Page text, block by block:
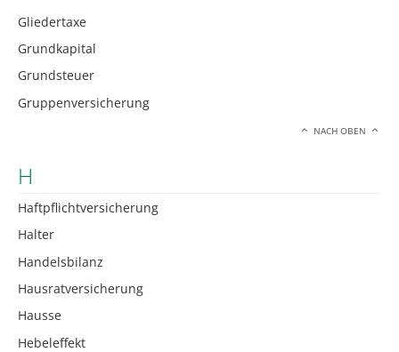
Gliedertaxe
Grundkapital
Grundsteuer
Gruppenversicherung
NACH OBEN
H
Haftpflichtversicherung
Halter
Handelsbilanz
Hausratversicherung
Hausse
Hebeleffekt